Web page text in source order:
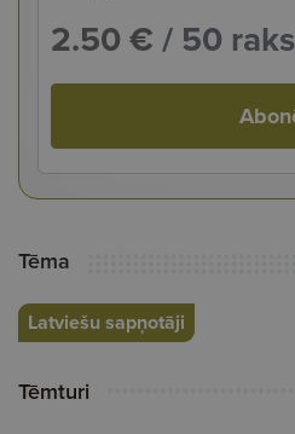
2.50 € / 50
Tēma
Latviešu sapņotāji
Tēmturi